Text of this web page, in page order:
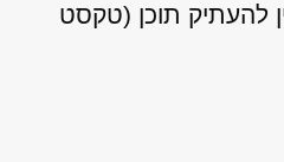
להעתיק תוכן (טקסט